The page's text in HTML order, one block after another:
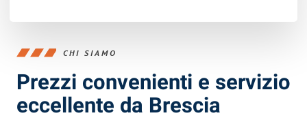
CHI SIAMO
Prezzi convenienti e servizio
eccellente da Brescia